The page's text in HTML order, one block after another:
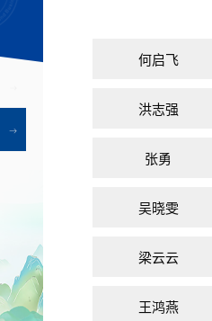
何启飞
洪志强
张勇
吴晓雯
梁云云
王鸿燕